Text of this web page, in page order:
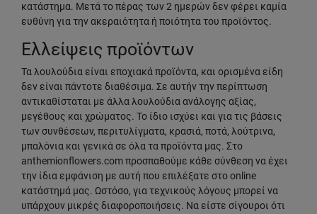
κατάστημα. Μετά το πέρας των 2 ημερών δεν φέρει καμία
ευθύνη για την ακεραιότητα ή ποιότητα του προϊόντος.
Ελλείψεις προϊόντων
Τα λουλούδια είναι εποχιακά προϊόντα, και ορισμένα είδη
δεν είναι πάντοτε διαθέσιμα. Σε αυτήν την περίπτωση
αντικαθίσταται με άλλα λουλούδια ανάλογης αξίας,
μεγέθους και χρώματος. Το ίδιο ισχύει και για τις βάσεις
των συνθέσεων, περιτυλίγματα, κρασιά, ποτά, λούτρινα,
μπαλόνια και γενικά σε όλα τα προϊόντα μας. Στο
anthemionflowers.com προσπαθούμε κάθε σύνθεση να έχει
την ίδια εμφάνιση με αυτή που επιλέξατε στο online
κατάστημά μας. Ωστόσο, για τεχνικούς λόγους μπορεί να
υπάρχουν μικρές διαφοροποιήσεις. Να είστε σίγουροι ότι